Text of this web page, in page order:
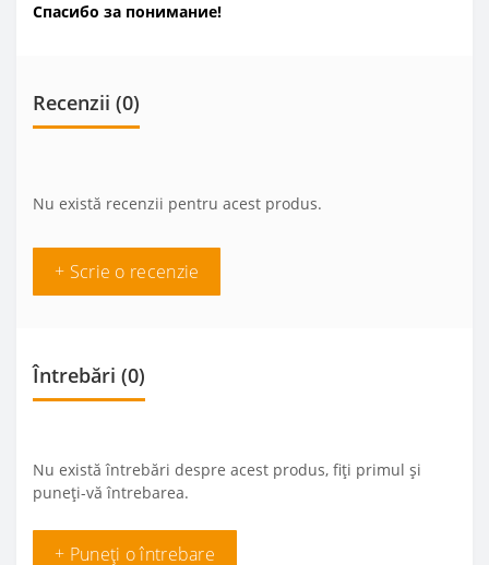
Спасибо за понимание!
Recenzii (0)
Nu există recenzii pentru acest produs.
+ Scrie o recenzie
Întrebări (0)
Nu există întrebări despre acest produs, fiți primul și
puneți-vă întrebarea.
+ Puneți o întrebare